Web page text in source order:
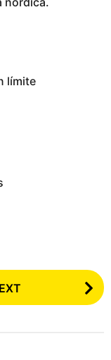
dispositivos ‏ : ‎ Sin límite